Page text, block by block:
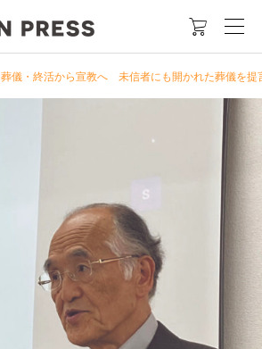

葬儀・終活から宣教へ 未信者にも開かれた葬儀を